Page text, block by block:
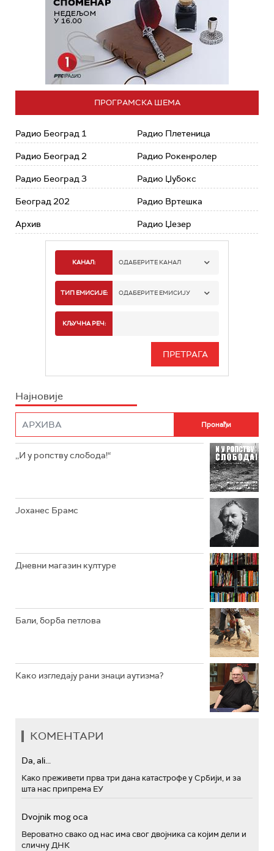
ПРОГРАМСКА ШЕМА
Радио Београд 1
Радио Београд 2
Радио Београд 3
Београд 202
Архив
Радио Плетеница
Радио Рокенролер
Радио Џубокс
Радио Вртешка
Радио Џезер
КАНАЛ: ОДАБЕРИТЕ КАНАЛ
РАДИО БЕОГРАД 1
РАДИО БЕОГРАД 3
РАДИО РОКЕНРОЛЕР
РАДИО ЏЕЗЕР
ТИП ЕМИСИЈЕ: ОДАБЕРИТЕ ЕМИСИЈУ
ИНФО
КЉУЧНА РЕЧ:
Најновије
,,И у ропству слобода!“
Јоханес Брамс
Дневни магазин културе
Бали, борба петлова
Како изгледају рани знаци аутизма?
КОМЕНТАРИ
Da, ali...
Како преживети прва три дана катастрофе у Србији, и за
шта нас припрема ЕУ
Dvojnik mog oca
Вероватно свако од нас има свог двојника са којим дели и
сличну ДНК